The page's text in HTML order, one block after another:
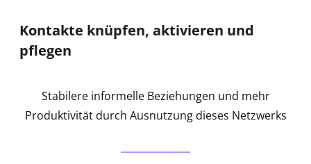
Kontakte knüpfen, aktivieren und
pflegen
Stabilere informelle Beziehungen und mehr
Produktivität durch Ausnutzung dieses Netzwerks